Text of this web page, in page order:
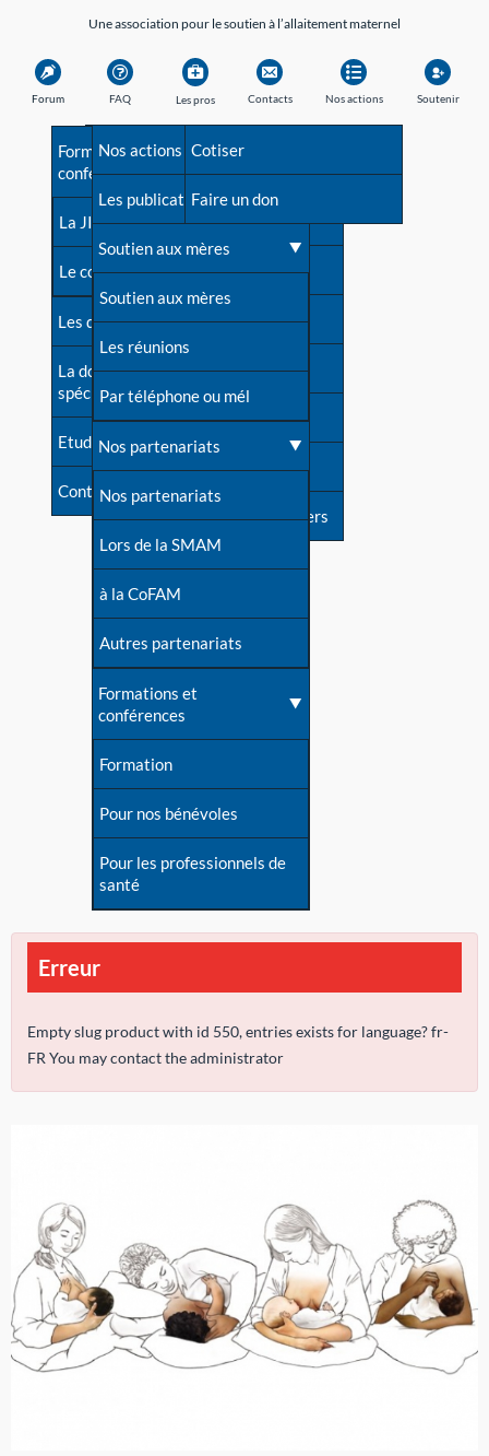
Une association pour le soutien à l’allaitement maternel
Forum FAQ
Avant la naissance
Les débuts
Une difficulté d'allaitement ?
Cas particuliers
Mythes et vérités
Devenir animatrice ?
Une question sur le site
Les pros
Formations et
conférences
La JIA
Le congrès
Les dossiers de l'allaitement
La documentation
spécialisée
Etudes récentes
Contact
Contacts
Besoin d'aide?
Répertoire de tous les
contacts
Contact presse
Dossier de presse
Soutenir LLL
Livre d'or
Forum
S'inscrire à nos newsletters
Nos actions
Nos actions
Les publications
Soutien aux mères
Soutien aux mères
Les réunions
Par téléphone ou mél
Nos partenariats
Nos partenariats
Lors de la SMAM
à la CoFAM
Autres partenariats
Formations et
conférences
Formation
Pour nos bénévoles
Pour les professionnels de
santé
Soutenir
Cotiser
Faire un don
Erreur
Empty slug product with id 550, entries exists for language? fr-
FR You may contact the administrator